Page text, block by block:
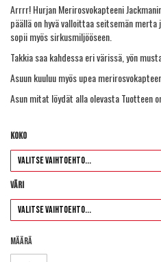
Arrrr! Hurjan Merirosvokapteeni
päällä on hyvä valloittaa seitsemän
sopii myös sirkusmiljööseen.
Takkia saa kahdessa eri värissä, yön
Asuun kuuluu myös upea
Asun mitat löydät alla olevasta Tuotteen
Koko
Väri
Määrä